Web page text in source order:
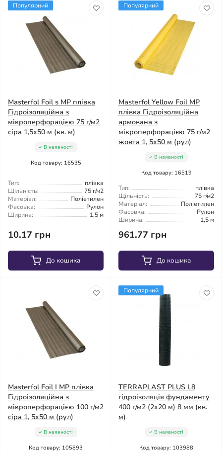
Популярний
Masterfol Foil s MP плівка
Гідроізоляційна з
мікроперфорацією 75 г/м2
сіра 1,5x50 м (кв. м)
В наявності
Код товару: 16535
Тип:
плівка
Щільність:
75 г/м2
Матеріал:
Поліетилен
Фасовка:
Рулон
Ширина:
1,5 м
10.17 грн
До кошика
Популярний
Masterfol Yellow Foil MP
плівка Гідроізоляційна
армована з
мікроперфорацією 75 г/м2
жовта 1, 5x50 м (рул)
В наявності
Код товару: 16519
Тип:
плівка
Щільність:
75 г/м2
Матеріал:
Поліетилен
Фасовка:
Рулон
Ширина:
1,5 м
961.77 грн
До кошика
Masterfol Foil I MP плівка
Гідроізоляційна з
мікроперфорацією 100 г/м2
сіра 1, 5x50 м (рул)
В наявності
Код товару: 105893
Популярний
TERRAPLAST PLUS L8
гідроізоляція фундаменту
400 г/м2 (2x20 м) 8 мм (кв.
м)
В наявності
Код товару: 103988